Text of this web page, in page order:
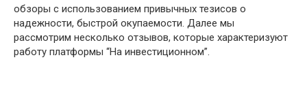
обзоры с использованием привычных тезисов о
надежности, быстрой окупаемости. Далее мы
рассмотрим несколько отзывов, которые характеризуют
работу платформы “На инвестиционном”.